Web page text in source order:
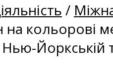
/
на кольорові
Нью-Йоркській